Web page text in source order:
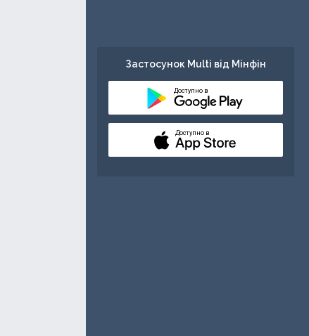
Застосунок Multi від Мінфін
Доступно в
Доступно в